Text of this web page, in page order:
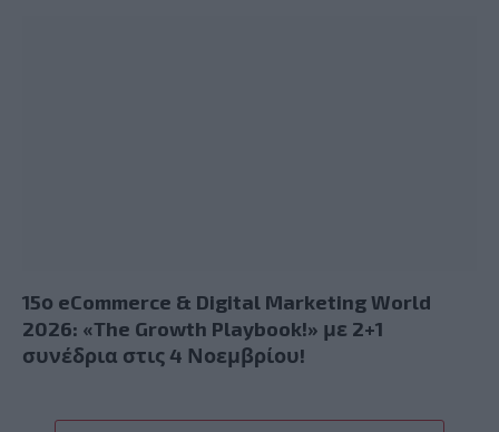
15ο eCommerce & Digital Marketing World
2026: «The Growth Playbook!» με 2+1
συνέδρια στις 4 Νοεμβρίου!